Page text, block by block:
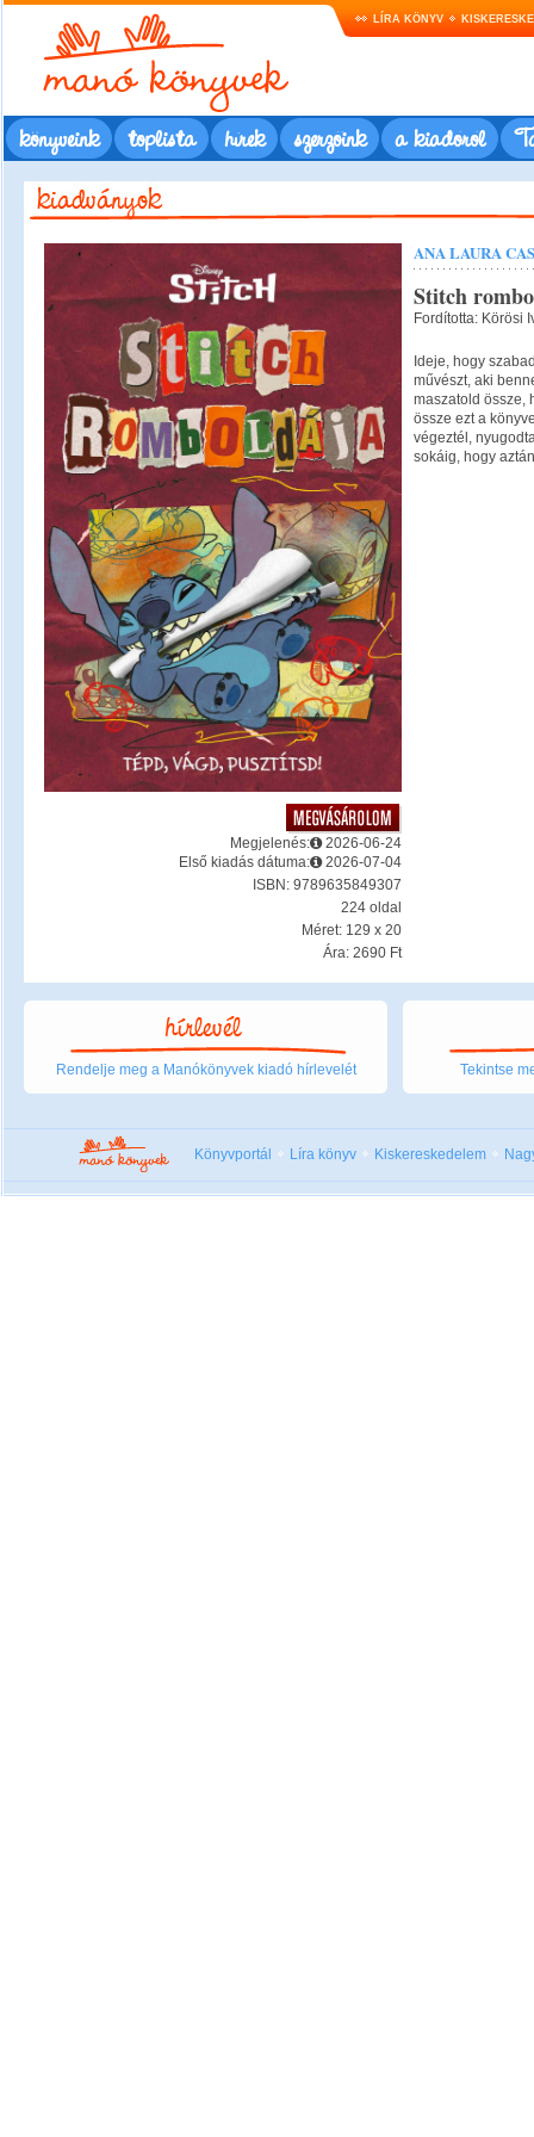
LÍRA KÖNYV
könyveink toplista hírek szerzőink a kiadóról
Megjelenés:
2026-06-24
Első kiadás dátuma:
2026-07-04
ISBN: 9789635849307
224 oldal
Méret: 129 x 20
Ára: 2690 Ft
ANA LAURA
Stitch
Fordította: Körösi
Ideje, hogy
művészt, aki
maszatold össze,
össze ezt a
végeztél,
sokáig, hogy
Rendelje meg a Manókönyvek kiadó hírlevelét Tekintse
Könyvportál Líra könyv Kiskereskedelem